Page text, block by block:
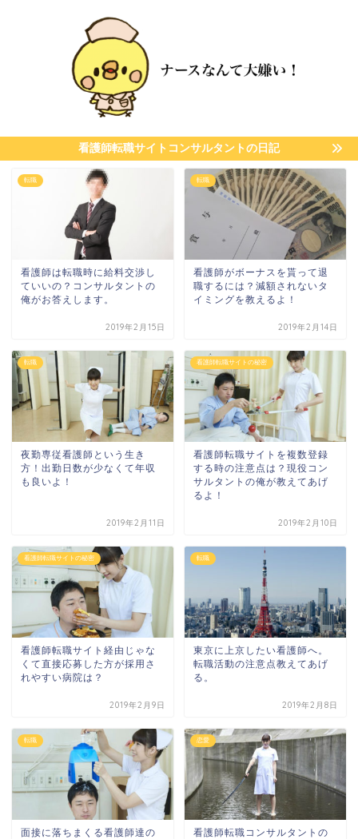
看護師転職サイトコンサルタントの日記
転職
看護師は転職時に給料交渉し
ていいの？コンサルタントの
俺がお答えします。
2019年2月15日
転職
看護師がボーナスを貰って退
職するには？減額されないタ
イミングを教えるよ！
2019年2月14日
転職
夜勤専従看護師という生き
方！出勤日数が少なくて年収
も良いよ！
2019年2月11日
看護師転職サイトの秘密
看護師転職サイトを複数登録
する時の注意点は？現役コン
サルタントの俺が教えてあげ
るよ！
2019年2月10日
看護師転職サイトの秘密
看護師転職サイト経由じゃな
くて直接応募した方が採用さ
れやすい病院は？
2019年2月9日
転職
東京に上京したい看護師へ。
転職活動の注意点教えてあげ
る。
2019年2月8日
転職
面接に落ちまくる看護師達の
恋愛
看護師転職コンサルタントの